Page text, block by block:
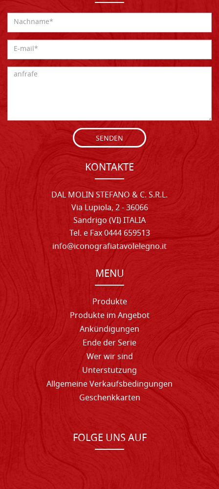
SENDEN
KONTAKTE
DAL MOLIN STEFANO & C. S.R.L.
Via Lupiola, 2 - 36066
Sandrigo (VI) ITALIA
Tel. e Fax 0444 659513
info@iconografiatavolelegno.it
MENU
Produkte
Produkte im Angebot
Ankündigungen
Ende der Serie
Wer wir sind
Unterstutzung
Allgemeine Verkaufsbedingungen
Geschenkkarten
FOLGE UNS AUF